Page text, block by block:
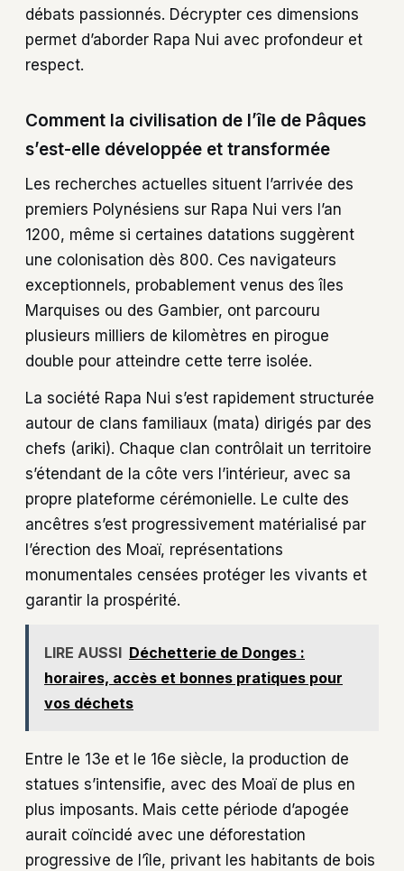
débats passionnés. Décrypter ces dimensions
permet d’aborder Rapa Nui avec profondeur et
respect.
Comment la civilisation de l’île de Pâques
s’est-elle développée et transformée
Les recherches actuelles situent l’arrivée des
premiers Polynésiens sur Rapa Nui vers l’an
1200, même si certaines datations suggèrent
une colonisation dès 800. Ces navigateurs
exceptionnels, probablement venus des îles
Marquises ou des Gambier, ont parcouru
plusieurs milliers de kilomètres en pirogue
double pour atteindre cette terre isolée.
La société Rapa Nui s’est rapidement structurée
autour de clans familiaux (mata) dirigés par des
chefs (ariki). Chaque clan contrôlait un territoire
s’étendant de la côte vers l’intérieur, avec sa
propre plateforme cérémonielle. Le culte des
ancêtres s’est progressivement matérialisé par
l’érection des Moaï, représentations
monumentales censées protéger les vivants et
garantir la prospérité.
LIRE AUSSI Déchetterie de Donges :
horaires, accès et bonnes pratiques pour
vos déchets
Entre le 13e et le 16e siècle, la production de
statues s’intensifie, avec des Moaï de plus en
plus imposants. Mais cette période d’apogée
aurait coïncidé avec une déforestation
progressive de l’île, privant les habitants de bois